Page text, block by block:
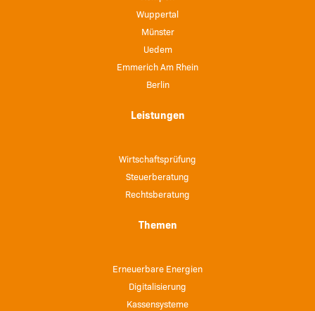
Wuppertal
Münster
Uedem
Emmerich Am Rhein
Berlin
Leistungen
Wirtschaftsprüfung
Steuerberatung
Rechtsberatung
Themen
Erneuerbare Energien
Digitalisierung
Kassensysteme